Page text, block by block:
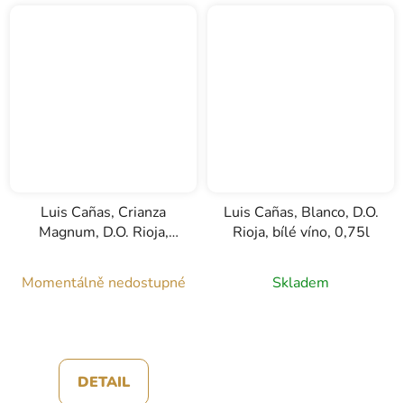
Luis Cañas, Crianza
Magnum, D.O. Rioja,
Momentálně nedostupné
DETAIL
Luis Cañas, Blanco, D.O.
Rioja, bílé víno, 0,75l
Skladem